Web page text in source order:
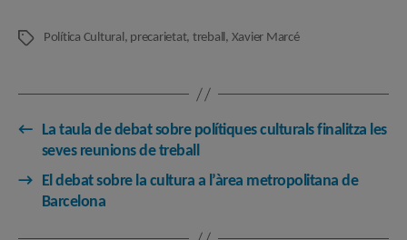
EtiquetesPolítica Cultural, precarietat, treball, Xavier Marcé
←
La taula de debat sobre polítiques culturals finalitza les
seves reunions de treball
→
El debat sobre la cultura a l’àrea metropolitana de
Barcelona